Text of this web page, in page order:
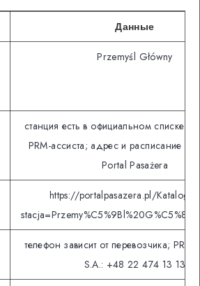
Данные
Przemyśl Główny
станция есть в официальном списке
PRM-ассиста; адрес и расписание
Portal Pasażera
https://portalpasazera.pl/
телефон зависит от перевозчика; PRM-
S.A.: +48 22 474 13 13